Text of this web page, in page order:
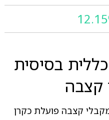
בסיסית
קצבה
קצבה פועלת כקרן